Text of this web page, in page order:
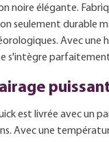
noire élégante.
seulement durable
Avec une
s'intègre
est livrée avec un
Avec une